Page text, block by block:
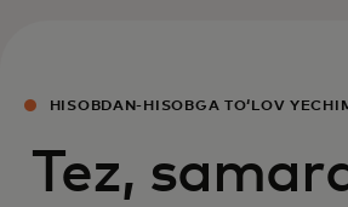
HISOBDAN-HISOBGA TOʻLOV
Tez,